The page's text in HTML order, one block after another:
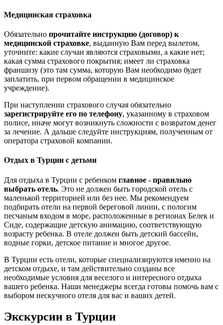
Медицинская страховка
Обязательно прочитайте инструкцию (договор) к
медицинской страховке, выданную Вам перед вылетом,
уточните: какие случаи являются страховыми, а какие нет;
какая сумма страхового покрытия; имеет ли страховка
франшизу (это там сумма, которую Вам необходимо будет
заплатить, при первом обращении в медицинское
учреждение).
При наступлении страхового случая обязательно
зарегистрируйте его по телефону, указанному в страховом
полисе, иначе могут возникнуть сложности с возвратом денег
за лечение. А дальше следуйте инструкциям, полученным от
оператора страховой компании.
Отдых в Турции с детьми
Для отдыха в Турции с ребенком главное - правильно
выбрать отель. Это не должен быть городской отель с
маленькой территорией или без нее. Мы рекомендуем
подбирать отели на первой береговой линии, с пологим
песчаным входом в море, расположенные в регионах Белек и
Сиде, содержащие детскую анимацию, соответствующую
возрасту ребенка. В отеле должен быть детский бассейн,
водные горки, детское питание и многое другое.
В Турции есть отели, которые специализируются именно на
детском отдыхе, и там действительно созданы все
необходимые условия для веселого и интересного отдыха
вашего ребенка. Наши менеджеры всегда готовы помочь вам с
выбором нескучного отеля для вас и ваших детей.
Экскурсии в Турции